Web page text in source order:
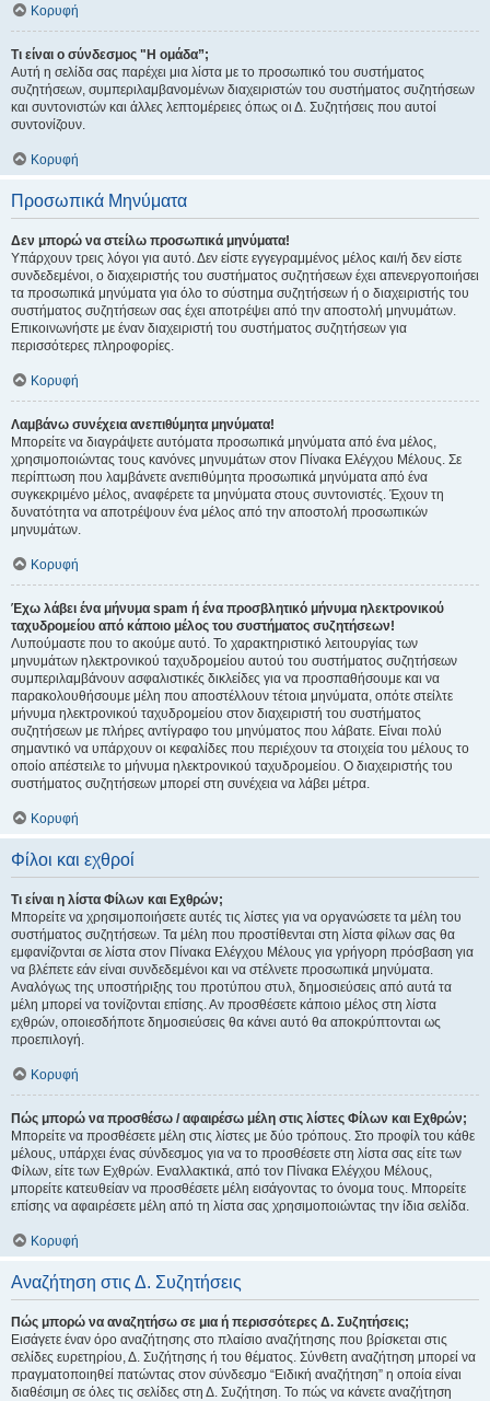
Κορυφή
Τι είναι ο σύνδεσμος "Η ομάδα”;
Αυτή η σελίδα σας παρέχει μια λίστα με το προσωπικό του συστήματος
συζητήσεων, συμπεριλαμβανομένων διαχειριστών του συστήματος συζητήσεων
και συντονιστών και άλλες λεπτομέρειες όπως οι Δ. Συζητήσεις που αυτοί
συντονίζουν.
Κορυφή
Προσωπικά Μηνύματα
Δεν μπορώ να στείλω προσωπικά μηνύματα!
Υπάρχουν τρεις λόγοι για αυτό. Δεν είστε εγγεγραμμένος μέλος και/ή δεν είστε
συνδεδεμένοι, ο διαχειριστής του συστήματος συζητήσεων έχει απενεργοποιήσει
τα προσωπικά μηνύματα για όλο το σύστημα συζητήσεων ή ο διαχειριστής του
συστήματος συζητήσεων σας έχει αποτρέψει από την αποστολή μηνυμάτων.
Επικοινωνήστε με έναν διαχειριστή του συστήματος συζητήσεων για
περισσότερες πληροφορίες.
Κορυφή
Λαμβάνω συνέχεια ανεπιθύμητα μηνύματα!
Μπορείτε να διαγράψετε αυτόματα προσωπικά μηνύματα από ένα μέλος,
χρησιμοποιώντας τους κανόνες μηνυμάτων στον Πίνακα Ελέγχου Μέλους. Σε
περίπτωση που λαμβάνετε ανεπιθύμητα προσωπικά μηνύματα από ένα
συγκεκριμένο μέλος, αναφέρετε τα μηνύματα στους συντονιστές. Έχουν τη
δυνατότητα να αποτρέψουν ένα μέλος από την αποστολή προσωπικών
μηνυμάτων.
Κορυφή
Έχω λάβει ένα μήνυμα spam ή ένα προσβλητικό μήνυμα ηλεκτρονικού
ταχυδρομείου από κάποιο μέλος του συστήματος συζητήσεων!
Λυπούμαστε που το ακούμε αυτό. Το χαρακτηριστικό λειτουργίας των
μηνυμάτων ηλεκτρονικού ταχυδρομείου αυτού του συστήματος συζητήσεων
συμπεριλαμβάνουν ασφαλιστικές δικλείδες για να προσπαθήσουμε και να
παρακολουθήσουμε μέλη που αποστέλλουν τέτοια μηνύματα, οπότε στείλτε
μήνυμα ηλεκτρονικού ταχυδρομείου στον διαχειριστή του συστήματος
συζητήσεων με πλήρες αντίγραφο του μηνύματος που λάβατε. Είναι πολύ
σημαντικό να υπάρχουν οι κεφαλίδες που περιέχουν τα στοιχεία του μέλους το
οποίο απέστειλε το μήνυμα ηλεκτρονικού ταχυδρομείου. Ο διαχειριστής του
συστήματος συζητήσεων μπορεί στη συνέχεια να λάβει μέτρα.
Κορυφή
Φίλοι και εχθροί
Τι είναι η λίστα Φίλων και Εχθρών;
Μπορείτε να χρησιμοποιήσετε αυτές τις λίστες για να οργανώσετε τα μέλη του
συστήματος συζητήσεων. Τα μέλη που προστίθενται στη λίστα φίλων σας θα
εμφανίζονται σε λίστα στον Πίνακα Ελέγχου Μέλους για γρήγορη πρόσβαση για
να βλέπετε εάν είναι συνδεδεμένοι και να στέλνετε προσωπικά μηνύματα.
Αναλόγως της υποστήριξης του προτύπου στυλ, δημοσιεύσεις από αυτά τα
μέλη μπορεί να τονίζονται επίσης. Αν προσθέσετε κάποιο μέλος στη λίστα
εχθρών, οποιεσδήποτε δημοσιεύσεις θα κάνει αυτό θα αποκρύπτονται ως
προεπιλογή.
Κορυφή
Πώς μπορώ να προσθέσω / αφαιρέσω μέλη στις λίστες Φίλων και Εχθρών;
Μπορείτε να προσθέσετε μέλη στις λίστες με δύο τρόπους. Στο προφίλ του κάθε
μέλους, υπάρχει ένας σύνδεσμος για να το προσθέσετε στη λίστα σας είτε των
Φίλων, είτε των Εχθρών. Εναλλακτικά, από τον Πίνακα Ελέγχου Μέλους,
μπορείτε κατευθείαν να προσθέσετε μέλη εισάγοντας το όνομα τους. Μπορείτε
επίσης να αφαιρέσετε μέλη από τη λίστα σας χρησιμοποιώντας την ίδια σελίδα.
Κορυφή
Αναζήτηση στις Δ. Συζητήσεις
Πώς μπορώ να αναζητήσω σε μια ή περισσότερες Δ. Συζητήσεις;
Εισάγετε έναν όρο αναζήτησης στο πλαίσιο αναζήτησης που βρίσκεται στις
σελίδες ευρετηρίου, Δ. Συζήτησης ή του θέματος. Σύνθετη αναζήτηση μπορεί να
πραγματοποιηθεί πατώντας στον σύνδεσμο “Ειδική αναζήτηση” η οποία είναι
διαθέσιμη σε όλες τις σελίδες στη Δ. Συζήτηση. Το πώς να κάνετε αναζήτηση